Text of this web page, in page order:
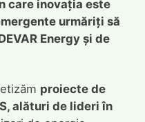
care inovația este
urmăriți să
Energy și de
proiecte de
alături de lideri în